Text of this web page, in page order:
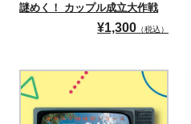
謎めく！ カップル成立大作戦
¥1,300 （税込）